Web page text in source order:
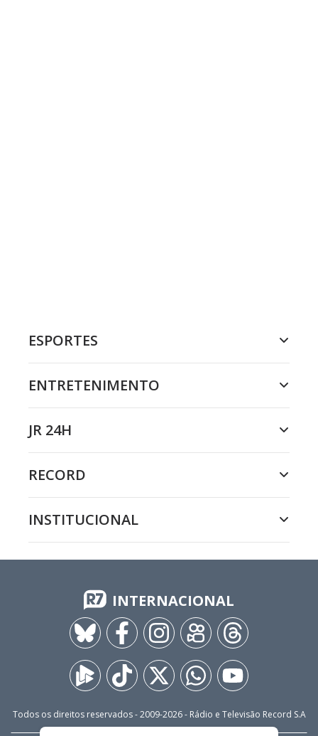
ESPORTES
ENTRETENIMENTO
JR 24H
RECORD
INSTITUCIONAL
INTERNACIONAL
Todos os direitos reservados - 2009-2026- Rádio e Televisão Record S.A